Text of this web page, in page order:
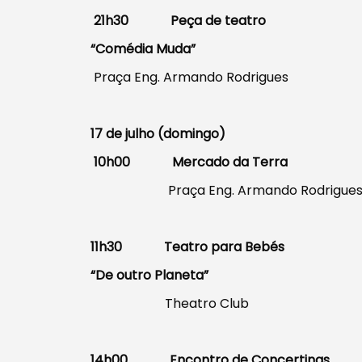
Filtros
21h30 Peça de teatro
“Comédia Muda”
Praça Eng. Armando Rodrigues
17 de julho (domingo)
10h00 Mercado da Terra
Praça Eng. Armando Rodrigues
11h30 Teatro para Bebés
“De outro Planeta”
Theatro Club